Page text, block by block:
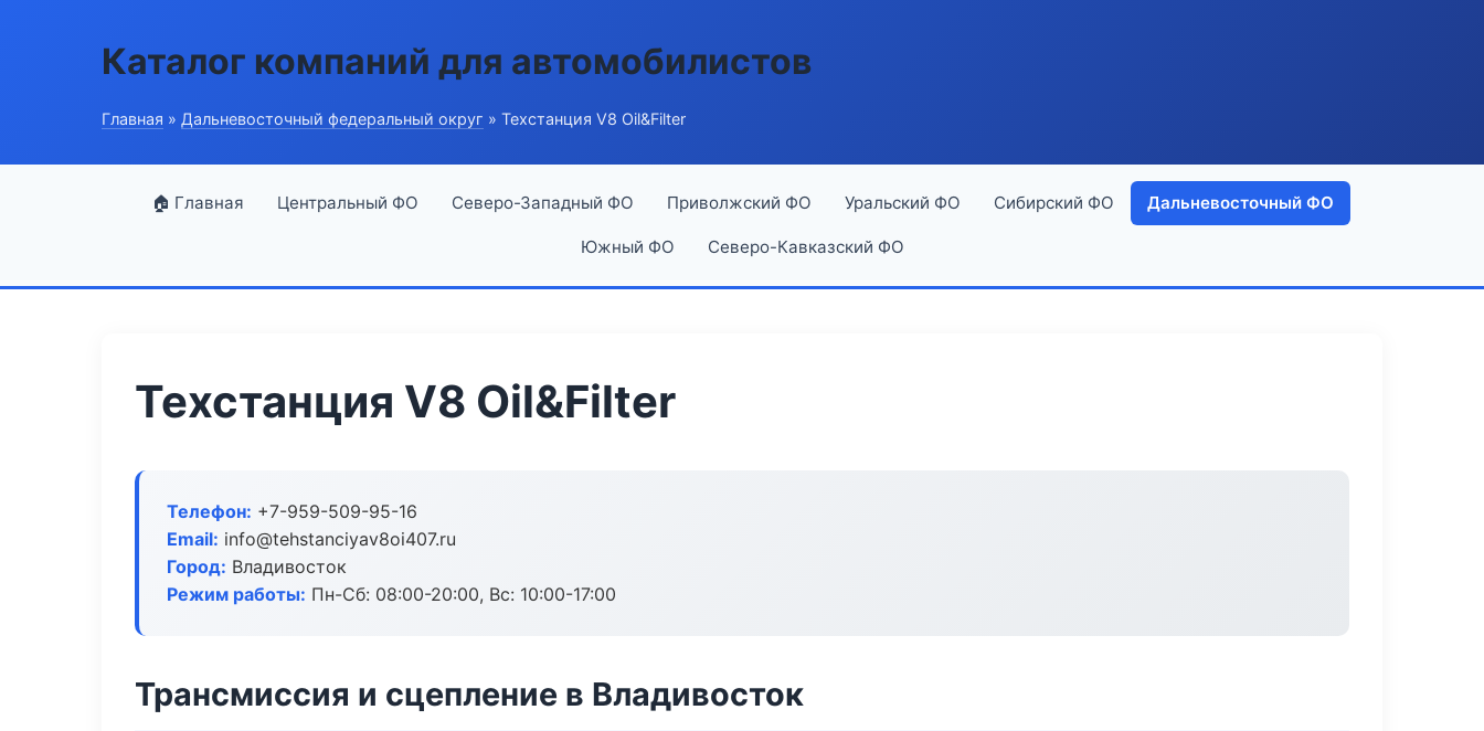
Каталог компаний для автомобилистов
Главная » Дальневосточный федеральный округ » Техстанция V8 Oil&Filter
🏠 Главная Центральный ФО Северо-Западный ФО Приволжский ФО Уральский ФО Сибирский ФО Дальневосточный ФО
Южный ФО Северо-Кавказский ФО
Техстанция V8 Oil&Filter
Телефон: +7-959-509-95-16
Email: info@tehstanciyav8oi407.ru
Город: Владивосток
Режим работы: Пн-Сб: 08:00-20:00, Вс: 10:00-17:00
Трансмиссия и сцепление в Владивосток